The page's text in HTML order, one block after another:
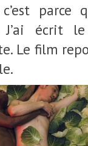
parce
J’ai écrit
Le film